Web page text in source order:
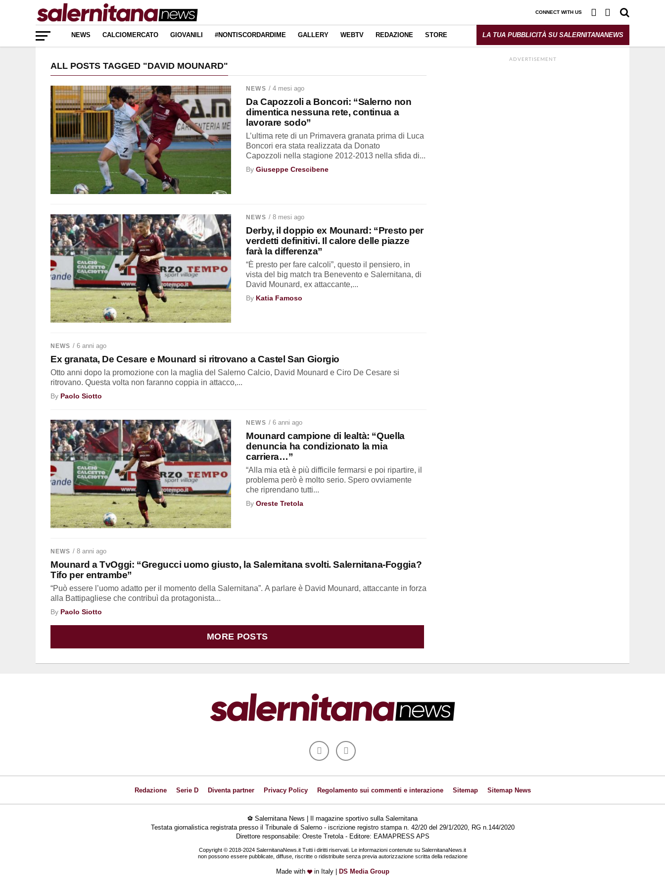
CONNECT WITH US
NEWS CALCIOMERCATO GIOVANILI #NONTISCORDARDIME GALLERY WEBTV REDAZIONE STORE LA TUA PUBBLICITÀ SU SALERNITANANEWS
ALL POSTS TAGGED "DAVID MOUNARD"
NEWS / 4 mesi ago
Da Capozzoli a Boncori: “Salerno non
dimentica nessuna rete, continua a
lavorare sodo”
L’ultima rete di un Primavera granata prima di Luca
Boncori era stata realizzata da Donato
Capozzoli nella stagione 2012-2013 nella sfida di...
ByGiuseppe Crescibene
NEWS / 8 mesi ago
Derby, il doppio ex Mounard: “Presto per
verdetti definitivi. Il calore delle piazze
farà la differenza”
“È presto per fare calcoli”, questo il pensiero, in
vista del big match tra Benevento e Salernitana, di
David Mounard, ex attaccante,...
By Katia Famoso
NEWS / 6 anni ago
Ex granata, De Cesare e Mounard si ritrovano a Castel San Giorgio
Otto anni dopo la promozione con la maglia del Salerno Calcio, David Mounard e Ciro De Cesare si
ritrovano. Questa volta non faranno coppia in attacco,...
By Paolo Siotto
NEWS / 6 anni ago
Mounard campione di lealtà: “Quella
denuncia ha condizionato la mia
carriera…”
“Alla mia età è più difficile fermarsi e poi ripartire, il
problema però è molto serio. Spero ovviamente
che riprendano tutti...
ByOreste Tretola
NEWS / 8 anni ago
Mounard a TvOggi: “Gregucci uomo giusto, la Salernitana svolti. Salernitana-Foggia?
Tifo per entrambe”
“Può essere l’uomo adatto per il momento della Salernitana”. A parlare è David Mounard, attaccante in forza
alla Battipagliese che contribuì da protagonista...
By Paolo Siotto
MORE POSTS
ADVERTISEMENT
Redazione Serie D Diventa partner Privacy Policy Regolamento sui commenti e interazione Sitemap Sitemap News
⚽ Salernitana News | Il magazine sportivo sulla Salernitana
Testata giornalistica registrata presso il Tribunale di Salerno - iscrizione registro stampa n. 42/20 del 29/1/2020, RG n.144/2020
Direttore responsabile: Oreste Tretola - Editore: EAMAPRESS APS
Copyright © 2018-2024 SalernitanaNews.it Tutti i diritti riservati. Le informazioni contenute su SalernitanaNews.it
non possono essere pubblicate, diffuse, riscritte o ridistribuite senza previa autorizzazione scritta della redazione
Made with in Italy | DS Media Group